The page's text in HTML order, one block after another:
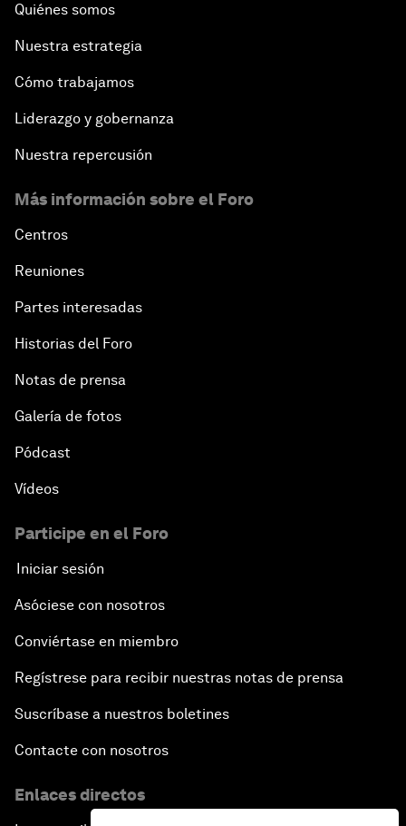
Quiénes somos
Nuestra estrategia
Cómo trabajamos
Liderazgo y gobernanza
Nuestra repercusión
Más información sobre el Foro
Centros
Reuniones
Partes interesadas
Historias del Foro
Notas de prensa
Galería de fotos
Pódcast
Vídeos
Participe en el Foro
Iniciar sesión
Asóciese con nosotros
Conviértase en miembro
Regístrese para recibir nuestras notas de prensa
Suscríbase a nuestros boletines
Contacte con nosotros
Enlaces directos